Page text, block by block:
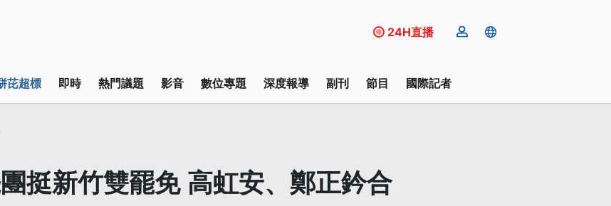
24H直播
芘超標 即時 熱門議題 影音 數位專題 深度報導 副刊 節目 國際記者
挺新竹雙罷免 高虹安、鄭正鈐合